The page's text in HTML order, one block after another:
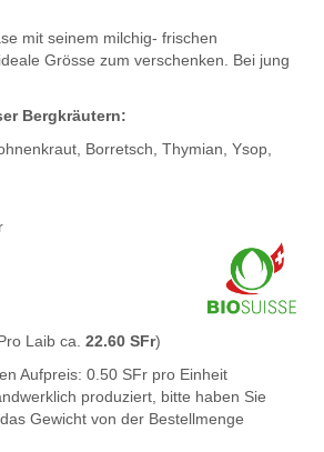
mit seinem milchig- frischen
Grösse zum verschenken. Bei jung
Bergkräutern:
Borretsch, Thymian, Ysop,
Laib ca. 22.60 SFr)
Aufpreis: 0.50 SFr pro Einheit
produziert, bitte haben Sie
Gewicht von der Bestellmenge